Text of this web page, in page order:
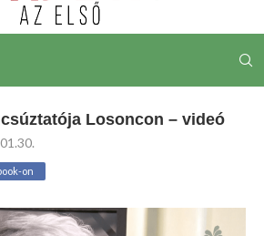
Losoncon – videó
on